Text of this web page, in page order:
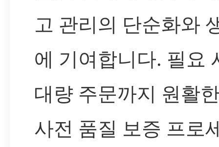
고 관리의 단순화와
에 기여합니다. 필요
대량 주문까지 원활
사전 품질 보증 프로